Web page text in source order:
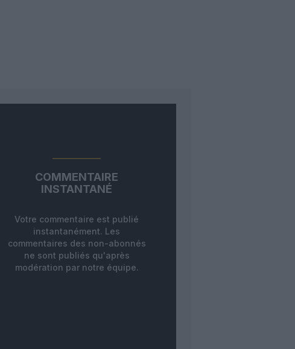
COMMENTAIRE
INSTANTANÉ
Votre commentaire est publié
instantanément. Les
commentaires des non-abonnés
ne sont publiés qu'après
modération par notre équipe.